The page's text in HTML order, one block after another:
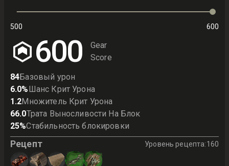
500 600
600
Gear
Score
84Базовый урон
6.0%Шанс Крит Урона
1.2Множитель Крит Урона
66.0Трата Выносливости На Блок
25%Стабильность блокировки
Рецепт Уровень рецепта:160